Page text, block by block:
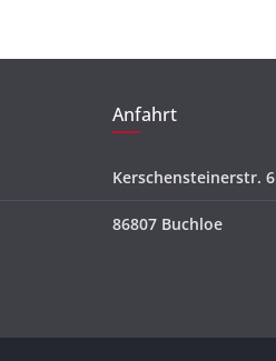
Anfahrt
Kerschensteinerstr. 6
86807 Buchloe